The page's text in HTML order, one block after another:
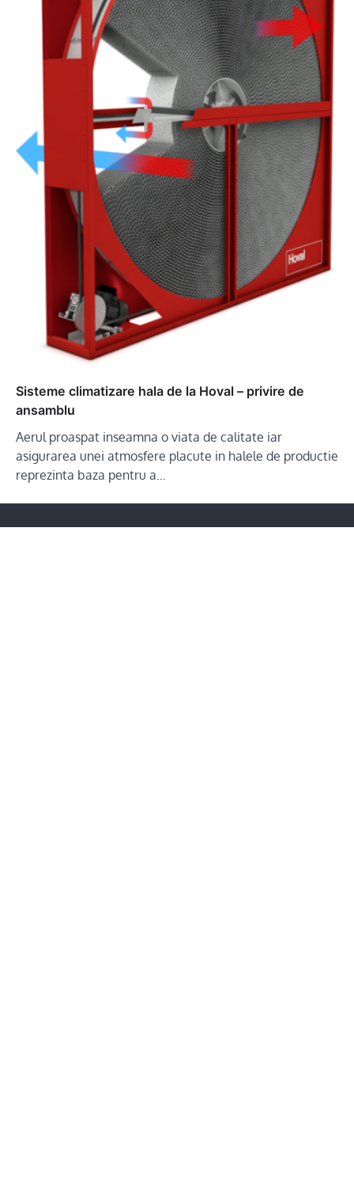
Sisteme climatizare hala de la Hoval – privire de
ansamblu
Aerul proaspat inseamna o viata de calitate iar
asigurarea unei atmosfere placute in halele de productie
reprezinta baza pentru a…